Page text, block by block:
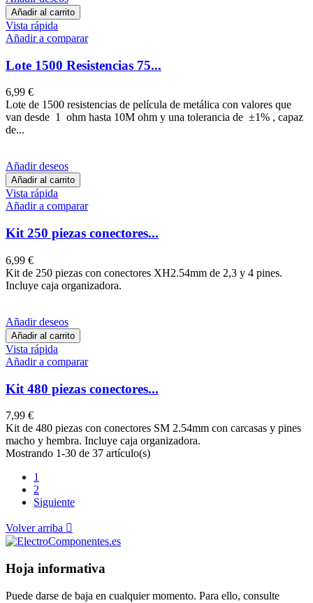
Añadir al carrito
Vista rápida
Añadir a comparar
Lote 1500 Resistencias 75...
6,99 €
Lote de 1500 resistencias de película de metálica con valores que
van desde 1 ohm hasta 10M ohm y una tolerancia de ±1% , capaz
de...
Añadir deseos
Añadir al carrito
Vista rápida
Añadir a comparar
Kit 250 piezas conectores...
6,99 €
Kit de 250 piezas con conectores XH2.54mm de 2,3 y 4 pines.
Incluye caja organizadora.
Añadir deseos
Añadir al carrito
Vista rápida
Añadir a comparar
Kit 480 piezas conectores...
7,99 €
Kit de 480 piezas con conectores SM 2.54mm con carcasas y pines
macho y hembra. Incluye caja organizadora.
Mostrando 1-30 de 37 artículo(s)
1
2
Siguiente
Volver arriba 
Hoja informativa
Puede darse de baja en cualquier momento. Para ello, consulte